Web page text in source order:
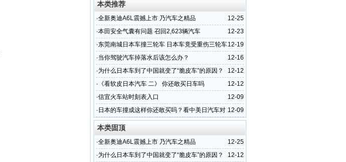
本类推荐
12-25
·全新奥迪A6L震撼上市 乃汽车之精品
12-23
·本田安全气囊有问题 召回2,623辆汽车
12-19
·东莞南城日本车撞三轮车 日本车竟受重伤三轮车
受轻伤
12-16
·当你驾驶汽车掉落水后该怎么办？
12-12
·为什么日本车到了中国就变了“脆皮车”的原因？
12-12
· 《看软皮日本汽车 二》 你还敢买日车吗
12-09
·信宜火车站时刻表入口
12-09
· 日本的车撞成这样你还敢买吗？看中美日汽车对
比
本类固顶
12-25
·全新奥迪A6L震撼上市 乃汽车之精品
12-12
·为什么日本车到了中国就变了“脆皮车”的原因？